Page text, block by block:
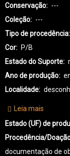
Conservação
---
Coleção
---
Tipo de procedência
Cor
P/B
Estado do Suporte
Ano de produção
Localidade
Leia mais
NA-
0001
Estado (UF) de
Procedência/
documentação de